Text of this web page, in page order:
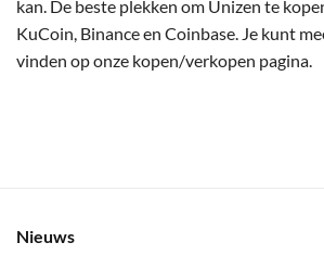
kan. De beste plekken om Unizen te
KuCoin, Binance en Coinbase. Je kunt
vinden op onze kopen/verkopen pagina.
Nieuws